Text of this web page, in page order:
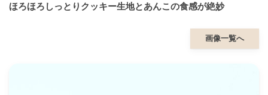
ほろほろしっとりクッキー生地とあんこの食感が絶妙
画像一覧へ